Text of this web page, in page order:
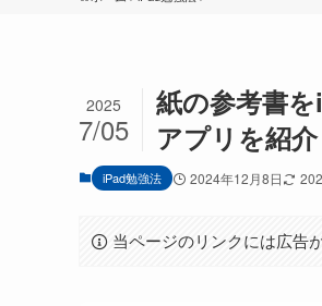
紙の参考書
アプリを紹介
2025
7/05
iPad勉強法 2024年12月8日
当ページのリンクには広告